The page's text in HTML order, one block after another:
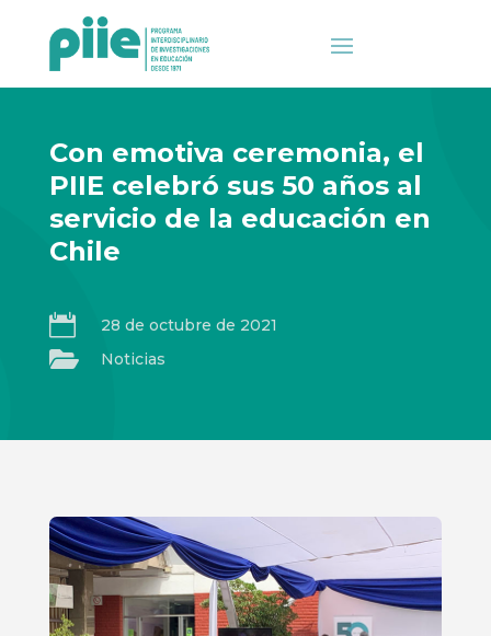
Con emotiva ceremonia, el
PIIE celebró sus 50 años al
servicio de la educación en
Chile
 28 de octubre de 2021
 Noticias